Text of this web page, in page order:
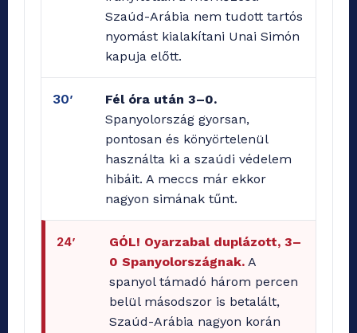
Szaúd-Arábia nem tudott tartós
nyomást kialakítani Unai Simón
kapuja előtt.
30’
Fél óra után 3–0.
Spanyolország gyorsan,
pontosan és könyörtelenül
használta ki a szaúdi védelem
hibáit. A meccs már ekkor
nagyon simának tűnt.
24’
GÓL! Oyarzabal duplázott, 3–
0 Spanyolországnak. A
spanyol támadó három percen
belül másodszor is betalált,
Szaúd-Arábia nagyon korán